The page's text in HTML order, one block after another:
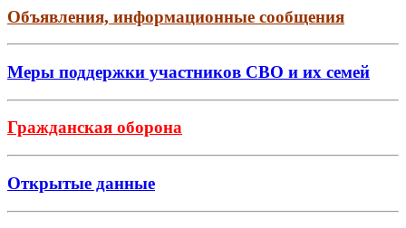
Объявления, информационные сообщения
Меры поддержки участников СВО и их семей
Гражданская оборона
Открытые данные